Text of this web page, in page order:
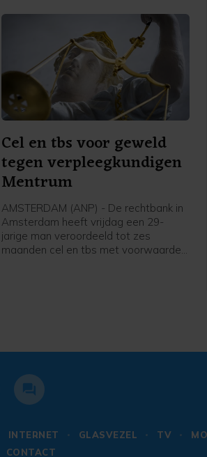
Cel en tbs voor geweld
tegen verpleegkundigen
Mentrum
AMSTERDAM (ANP) - De rechtbank in
Amsterdam heeft vrijdag een 29-
jarige man veroordeeld tot zes
maanden cel en tbs met voorwaarden
INTERNET GLASVEZEL TV
CONTACT